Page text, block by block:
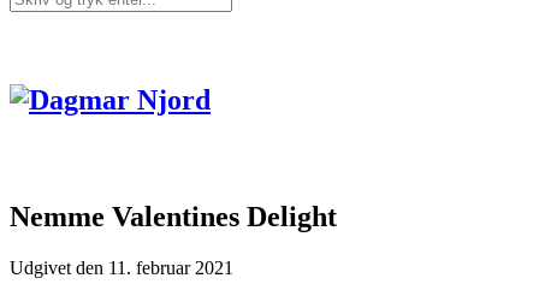
Nemme Valentines Delight
Udgivet den 11. februar 2021